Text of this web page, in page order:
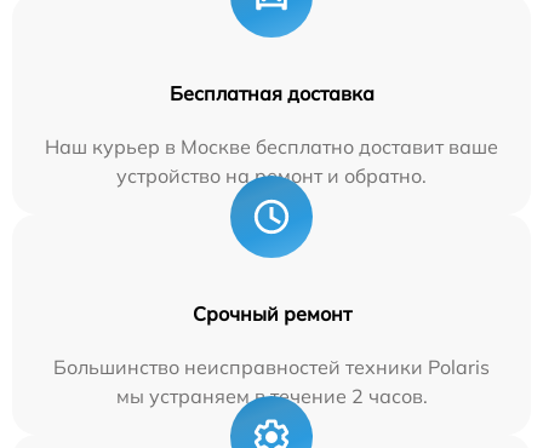
Бесплатная доставка
Наш курьер в Москве бесплатно доставит ваше
устройство на ремонт и обратно.
Срочный ремонт
Большинство неисправностей техники Polaris
мы устраняем в течение 2 часов.